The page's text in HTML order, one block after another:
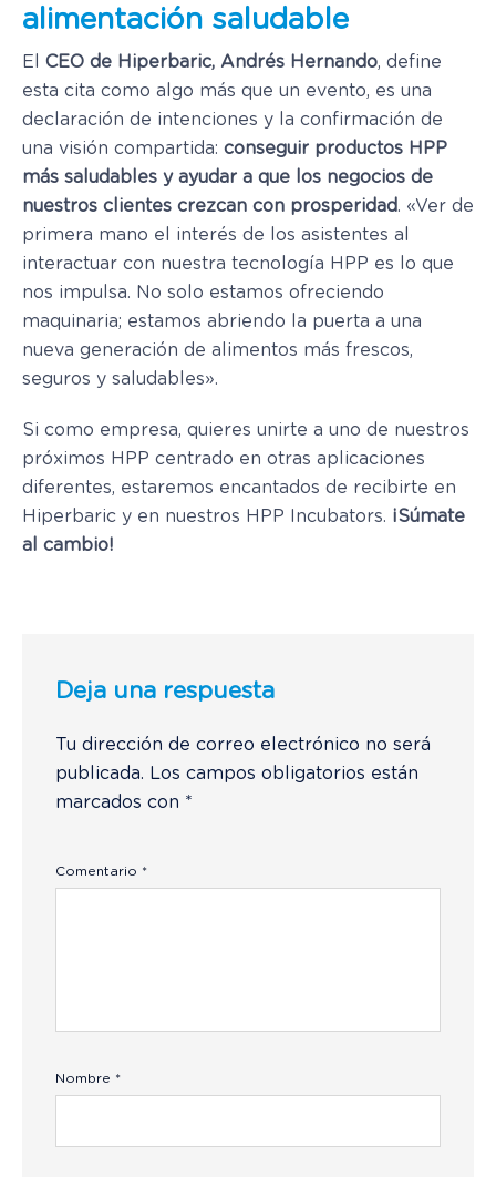
alimentación saludable
El CEO de Hiperbaric, Andrés Hernando, define
esta cita como algo más que un evento, es una
declaración de intenciones y la confirmación de
una visión compartida: conseguir productos HPP
más saludables y ayudar a que los negocios de
nuestros clientes crezcan con prosperidad. «Ver de
primera mano el interés de los asistentes al
interactuar con nuestra tecnología HPP es lo que
nos impulsa. No solo estamos ofreciendo
maquinaria; estamos abriendo la puerta a una
nueva generación de alimentos más frescos,
seguros y saludables».
Si como empresa, quieres unirte a uno de nuestros
próximos HPP centrado en otras aplicaciones
diferentes, estaremos encantados de recibirte en
Hiperbaric y en nuestros HPP Incubators. ¡Súmate
al cambio!
Deja una respuesta
Tu dirección de correo electrónico no será
publicada. Los campos obligatorios están
marcados con *
Comentario *
Nombre *